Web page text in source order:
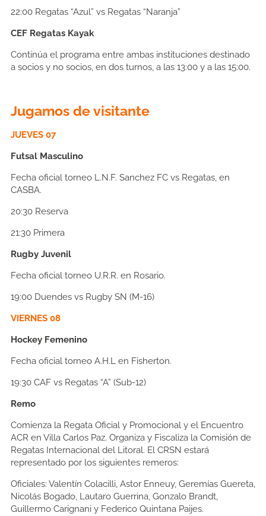
22:00 Regatas “Azul” vs Regatas “Naranja”
CEF Regatas Kayak
Continúa el programa entre ambas instituciones destinado
a socios y no socios, en dos turnos, a las 13:00 y a las 15:00.
Jugamos de visitante
JUEVES 07
Futsal Masculino
Fecha oficial torneo L.N.F. Sanchez FC vs Regatas, en
CASBA.
20:30 Reserva
21:30 Primera
Rugby Juvenil
Fecha oficial torneo U.R.R. en Rosario.
19:00 Duendes vs Rugby SN (M-16)
VIERNES 08
Hockey Femenino
Fecha oficial torneo A.H.L en Fisherton.
19:30 CAF vs Regatas “A” (Sub-12)
Remo
Comienza la Regata Oficial y Promocional y el Encuentro
ACR en Villa Carlos Paz. Organiza y Fiscaliza la Comisión de
Regatas Internacional del Litoral. El CRSN estará
representado por los siguientes remeros:
Oficiales: Valentín Colacilli, Astor Enneuy, Geremías Guereta,
Nicolás Bogado, Lautaro Guerrina, Gonzalo Brandt,
Guillermo Carignani y Federico Quintana Paijes.